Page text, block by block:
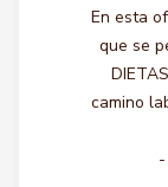
En esta
que se
camino